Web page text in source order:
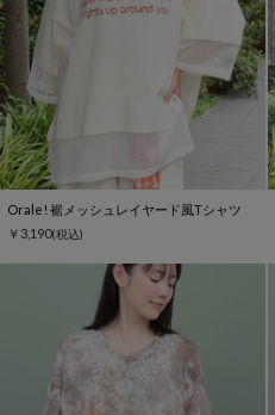
Orale! 裾メッシュレイヤード風Tシャツ
￥3,190(税込)